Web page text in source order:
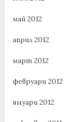
май 2012
април 2012
март 2012
февруари 2012
януари 2012